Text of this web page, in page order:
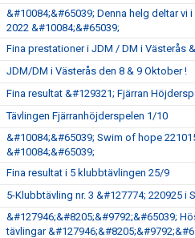
&#10084;&#65039; Denna helg deltar vi
2022 &#10084;&#65039;
Fina prestationer i JDM / DM i Västerås
JDM/DM i Västerås den 8 & 9 Oktober !
Fina resultat &#129321; Fjärran
Tävlingen Fjärranhöjderspelen 1/10
&#10084;&#65039; Swim of hope
&#10084;&#65039;
Fina resultat i 5 klubbtävlingen 25/9
5-Klubbtävling nr. 3 &#127774; 220925 i
&#127946;&#8205;&#9792;&#65039;
tävlingar